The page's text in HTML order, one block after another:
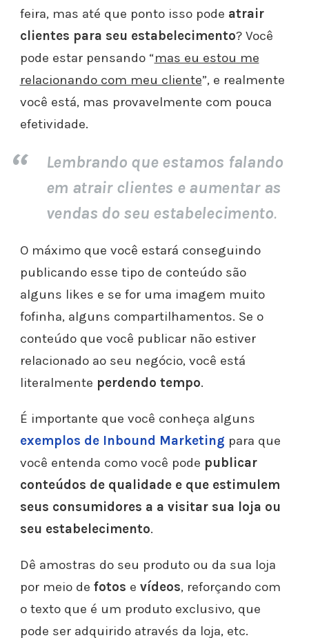
feira, mas até que ponto isso pode atrair
clientes para seu estabelecimento? Você
pode estar pensando “mas eu estou me
relacionando com meu cliente”, e realmente
você está, mas provavelmente com pouca
efetividade.
Lembrando que estamos falando
em atrair clientes e aumentar as
vendas do seu estabelecimento.
O máximo que você estará conseguindo
publicando esse tipo de conteúdo são
alguns likes e se for uma imagem muito
fofinha, alguns compartilhamentos. Se o
conteúdo que você publicar não estiver
relacionado ao seu negócio, você está
literalmente perdendo tempo.
É importante que você conheça alguns
exemplos de Inbound Marketing para que
você entenda como você pode publicar
conteúdos de qualidade e que estimulem
seus consumidores a a visitar sua loja ou
seu estabelecimento.
Dê amostras do seu produto ou da sua loja
por meio de fotos e vídeos, reforçando com
o texto que é um produto exclusivo, que
pode ser adquirido através da loja, etc.